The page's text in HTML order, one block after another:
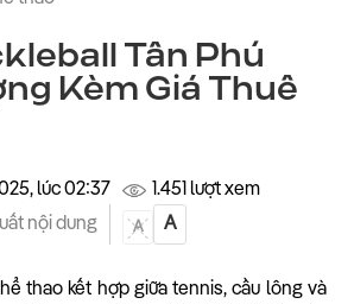
Tân Phú
Kèm Giá Thuê
lúc 02:37
1.451 lượt xem
nội dung
A A
thao kết hợp giữa tennis, cầu lông và